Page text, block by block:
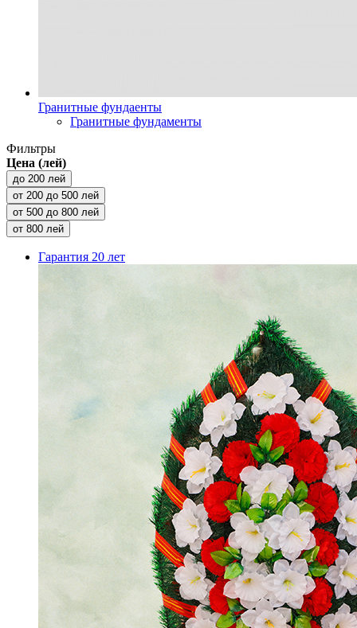
Гранитные фундаенты
Гранитные фундаменты
Фильтры
Цена (лей)
до 200 лей
от 200 до 500 лей
от 500 до 800 лей
от 800 лей
Гарантия 20 лет